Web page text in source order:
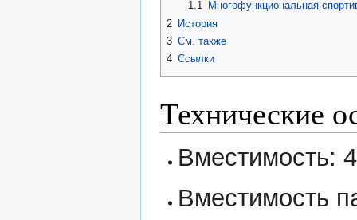
1.1
Многофункциональная
2 История
3 См. также
4 Ссылки
Технические
Вместимость:
Вместимость